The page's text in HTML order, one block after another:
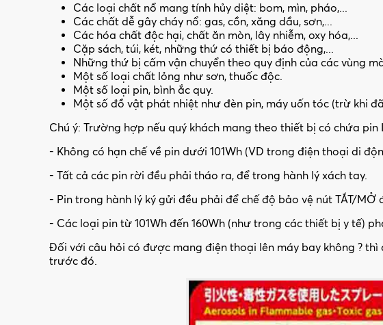
Các loại chất nổ mang tính hủy diệt: bom, mìn, pháo,...
Các chất dễ gây cháy nổ: gas, cồn, xăng dầu, sơn,...
Các hóa chất độc hại, chất ăn mòn, lây nhiễm, oxy hóa,...
Cặp sách, túi, két, những thứ có thiết bị báo động,...
Những thứ bị cấm vận chuyển theo quy định của các vùng
Một số loại chất lỏng như sơn, thuốc độc.
Một số loại pin, bình ắc quy.
Một số đồ vật phát nhiệt như đèn pin, máy uốn tóc (trừ khi
Chú ý: Trường hợp nếu quý khách mang theo thiết bị có chứa
- Không có hạn chế về pin dưới 101Wh (VD trong điện thoại di
- Tất cả các pin rời đều phải tháo ra, để trong hành lý xách tay.
- Pin trong hành lý ký gửi đều phải để chế độ bảo vệ nút TẮT/
- Các loại pin từ 101Wh đến 160Wh (như trong các thiết bị y tế)
Đối với câu hỏi có được mang điện thoại lên máy bay không ?
trước đó.